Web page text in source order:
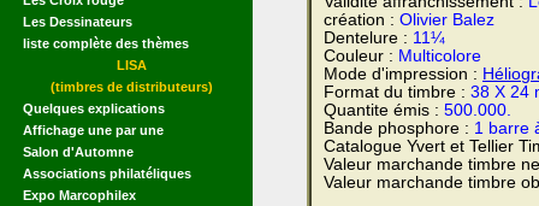
Les Dessinateurs
liste complète des thèmes
LISA
(timbres de distributeurs)
Quelques explications
Affichage une par une
Salon d'Automne
Associations philatéliques
Expo Marcophilex
création : Olivier Balez
Dentelure : 11¼
Couleur : Multicolore
Mode d'impression :
Format du timbre : 38 X 24
Quantite émis : 500.000.
Bande phosphore : 1 barre
Catalogue Yvert et Tellier
Valeur marchande timbre
Valeur marchande timbre